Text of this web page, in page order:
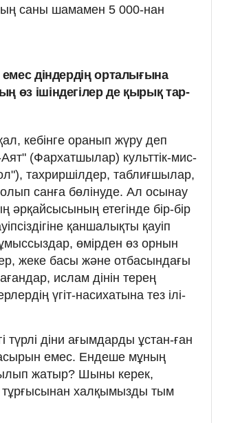
саны ша­ма­мен 5 000-нан
емес дін­дер­дің орталығына
өз ішіндегілер де қырық тар­
кебінге оранып жүру деп
(Фархатшылар) культтік-мис­
тахриршілдер, таблиғшылар,
сан­ға бөлінуде. Ал осынау
әрқайсысының етегінде бір-бір
қаншалықты қауіп
өмірден өз орнын
жеке басы және отбасындағы
ислам дінін терең
үгіт-насихатына тез ілі­
түрлі діни ағымдарды ұстан-ған
емес. Ендеше мұның
жатыр? Шыны керек,
тұрғысынан халқымызды тым